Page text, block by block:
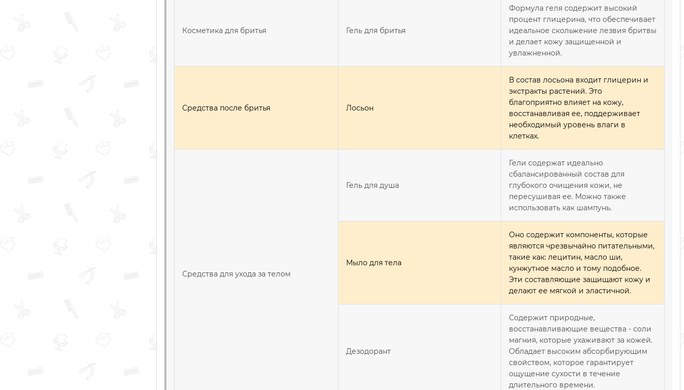
Косметика для бритья Гель для бритья
Формула геля содержит высокий
процент глицерина, что обеспечивает
идеальное скольжение лезвия бритвы
и делает кожу защищенной и
увлажненной.
Средства после бритья Лосьон
В состав лосьона входит глицерин и
экстракты растений. Это
благоприятно влияет на кожу,
восстанавливая ее, поддерживает
необходимый уровень влаги в
клетках.
Средства для ухода за телом
Гель для душа
Гели содержат идеально
сбалансированный состав для
глубокого очищения кожи, не
пересушивая ее. Можно также
использовать как шампунь.
Мыло для тела
Оно содержит компоненты, которые
являются чрезвычайно питательными,
такие как: лецитин, масло ши,
кунжутное масло и тому подобное.
Эти составляющие защищают кожу и
делают ее мягкой и эластичной.
Дезодорант
Содержит природные,
восстанавливающие вещества - соли
магния, которые ухаживают за кожей.
Обладает высоким абсорбирующим
свойством, которое гарантирует
ощущение сухости в течение
длительного времени.